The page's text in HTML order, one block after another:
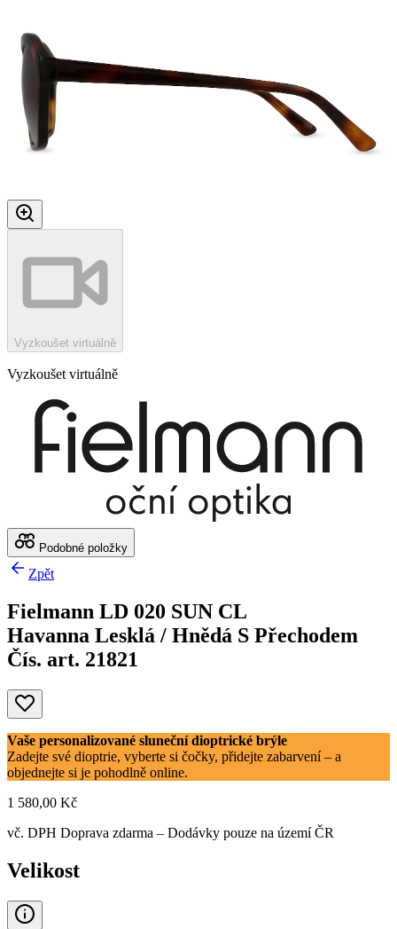
Vyzkoušet virtuálně
Vyzkoušet virtuálně
Podobné položky
Zpět
Fielmann LD 020 SUN CL
Havanna Lesklá / Hnědá S Přechodem
Čís. art. 21821
Vaše personalizované sluneční dioptrické brýle
Zadejte své dioptrie, vyberte si čočky, přidejte zabarvení – a
objednejte si je pohodlně online.
1 580,00 Kč
vč. DPH Doprava zdarma – Dodávky pouze na území ČR
Velikost